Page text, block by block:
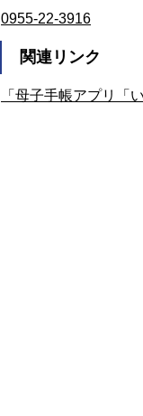
0955-22-3916
関連リンク
「母子手帳アプリ「